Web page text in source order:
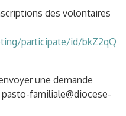
des volontaires
participate/id/bkZ2qQ
une demande
familiale@diocese-